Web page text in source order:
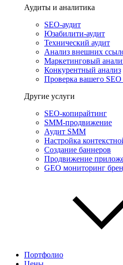
Аудиты и аналитика
SEO-аудит
Юзабилити-аудит
Технический аудит
Анализ внешних
Маркетинговый
Конкурентный анализ
Проверка вашего SEO
Другие услуги
SEO-копирайтинг
SMM-продвижение
Аудит SMM
Настройка
Создание баннеров
Продвижение
GEO мониторинг
Портфолио